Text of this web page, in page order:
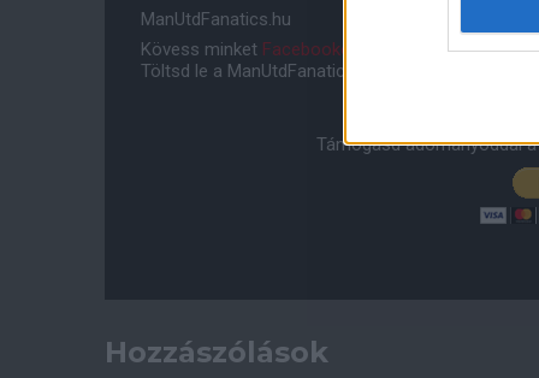
ManUtdFanatics.hu
Kövess minket Facebookon Instagramonés
Töltsd le a ManUtdFanatics.hu mobil applikációt
Támogasd adományoddal
Hozzászólások